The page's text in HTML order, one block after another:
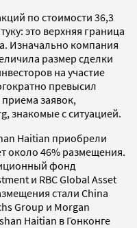
по стоимости 36,3
это верхняя граница
Изначально компания
размер сделки
на участие
превысил
заявок,
знакомые с ситуацией.
Haitian приобрели
около 46% размещения.
фонд
и RBC Global Asset
стали China
Group и Morgan
Haitian в Гонконге